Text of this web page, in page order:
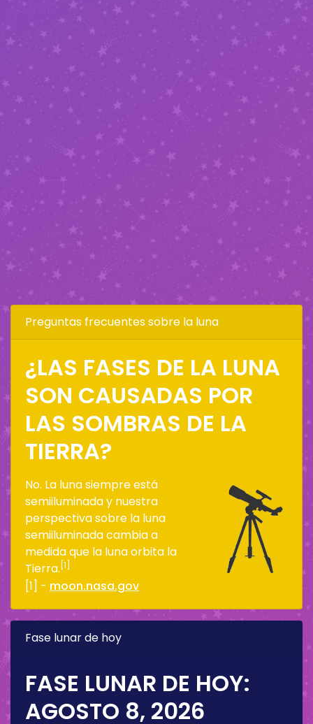
Preguntas frecuentes sobre la luna
¿LAS FASES DE LA LUNA
SON CAUSADAS POR
LAS SOMBRAS DE LA
TIERRA?
No. La luna siempre está
semiiluminada y nuestra
perspectiva sobre la luna
semiiluminada cambia a
medida que la luna orbita la
Tierra. [1]
[1] - moon.nasa.gov
Fase lunar de hoy
FASE LUNAR DE HOY:
AGOSTO 8, 2026